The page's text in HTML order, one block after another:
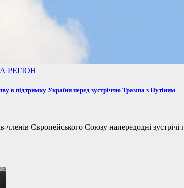
РЕГІОН
в підтримку України перед зустріччю Трампа з Путіним
членів Європейського Союзу напередодні